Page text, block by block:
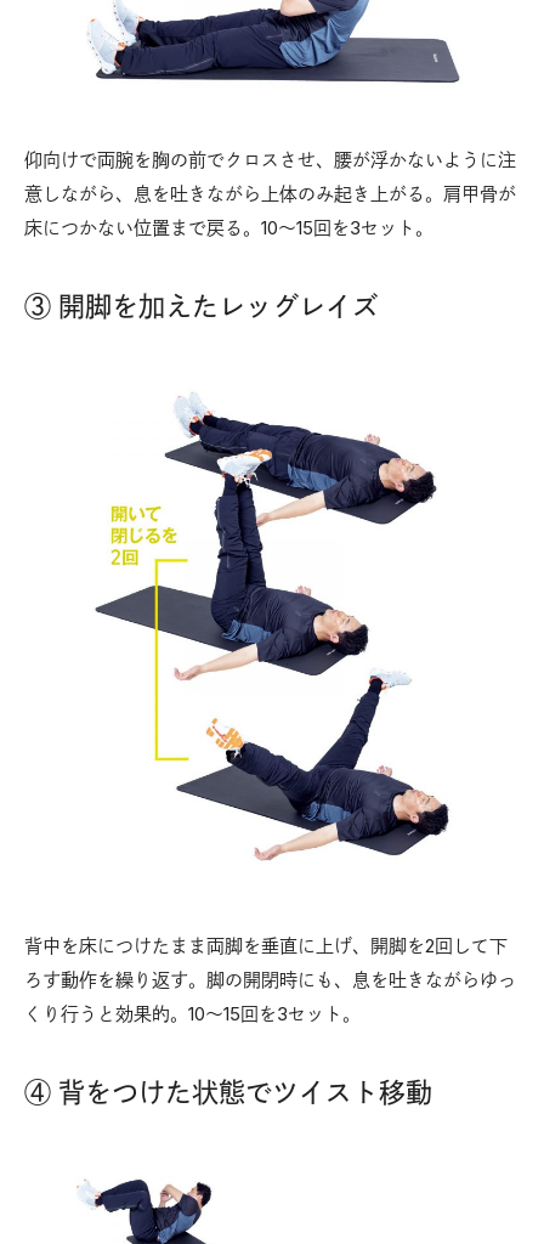
仰向けで両腕を胸の前でクロスさせ、腰が浮かないように注
意しながら、息を吐きながら上体のみ起き上がる。肩甲骨が
床につかない位置まで戻る。10〜15回を3セット。
③ 開脚を加えたレッグレイズ
背中を床につけたまま両脚を垂直に上げ、開脚を2回して下
ろす動作を繰り返す。脚の開閉時にも、息を吐きながらゆっ
くり行うと効果的。10〜15回を3セット。
④ 背をつけた状態でツイスト移動